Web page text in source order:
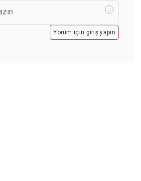
Yorum için giriş yapın